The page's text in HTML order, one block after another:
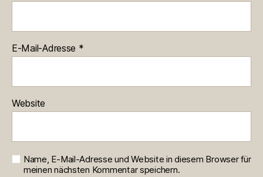
E-Mail-Adresse *
Website
Name, E-Mail-Adresse und Website in diesem Browser für
meinen nächsten Kommentar speichern.